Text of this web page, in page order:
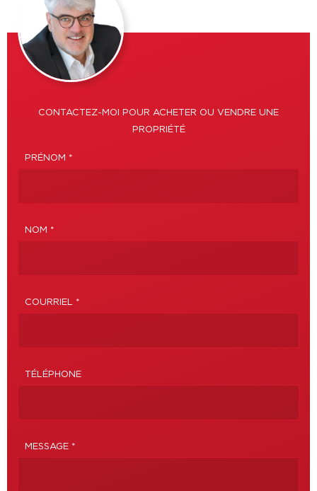
CONTACTEZ-MOI POUR ACHETER OU VENDRE UNE
PROPRIÉTÉ
PRÉNOM *
NOM *
COURRIEL *
TÉLÉPHONE
MESSAGE *